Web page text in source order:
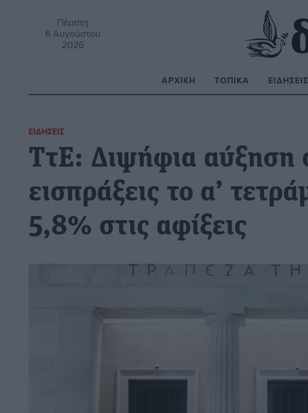
Πέμπτη
6 Αυγούστου
2026
ΑΡΧΙΚΉ ΤΟΠΙΚΆ ΕΙΔΉΣΕΙΣ
ΕΙΔΉΣΕΙΣ
ΤτΕ: Διψήφια αύξηση
εισπράξεις το α’
5,8% στις αφίξεις